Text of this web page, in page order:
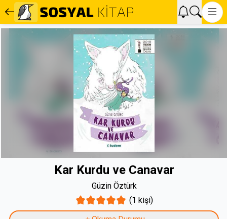
Kar Kurdu ve Canavar
Güzin Öztürk
(1 kişi)